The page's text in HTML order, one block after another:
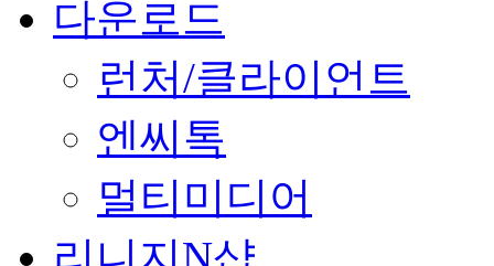
다운로드
런처/클라이언트
엔씨톡
멀티미디어
리니지N샵